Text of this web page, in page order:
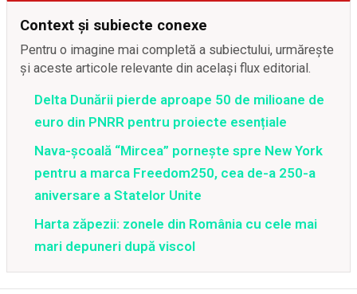
Context și subiecte conexe
Pentru o imagine mai completă a subiectului, urmărește
și aceste articole relevante din același flux editorial.
Delta Dunării pierde aproape 50 de milioane de
euro din PNRR pentru proiecte esențiale
Nava-școală “Mircea” pornește spre New York
pentru a marca Freedom250, cea de-a 250-a
aniversare a Statelor Unite
Harta zăpezii: zonele din România cu cele mai
mari depuneri după viscol